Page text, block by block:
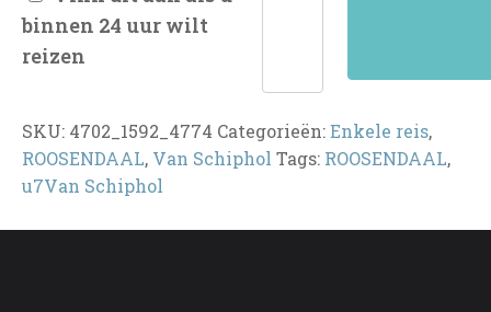
binnen 24 uur wilt
reizen
SKU: 4702_1592_4774 Categorieën:Enkele reis,
ROOSENDAAL, Van Schiphol Tags: ROOSENDAAL,
u7Van Schiphol